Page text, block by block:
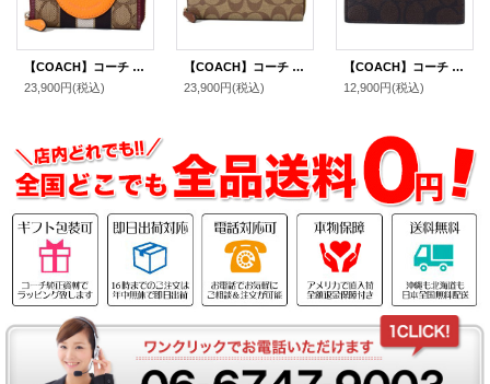
【COACH】コーチ ジャガード ペブルレザー シグネチャー デンプシー ストライプ ロゴ パッチ スモール ジップ アラウンド ウォレット 二つ折り 財布 カーキ×サンビームマルチ〔日本未発売〕
23,900円(税込)
【COACH】コーチ コーティングキャンバス シグネチャー ミディアム ジップ アラウンド ウォレット 財布 カーキ×サドル2（日本未発売）
23,900円(税込)
【COACH】コーチ コーティングキャンバス レザー シグネチャー ジップ カードケース コインケース 小銭入れ マホガニー×カーキ〔日本未発売〕
12,900円(税込)